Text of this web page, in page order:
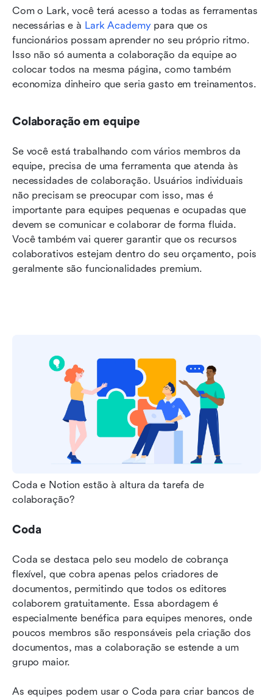
Com o Lark, você terá acesso a todas as ferramentas
necessárias e à Lark Academy para que os
funcionários possam aprender no seu próprio ritmo.
Isso não só aumenta a colaboração da equipe ao
colocar todos na mesma página, como também
economiza dinheiro que seria gasto em treinamentos.
Colaboração em equipe
Se você está trabalhando com vários membros da
equipe, precisa de uma ferramenta que atenda às
necessidades de colaboração. Usuários individuais
não precisam se preocupar com isso, mas é
importante para equipes pequenas e ocupadas que
devem se comunicar e colaborar de forma fluida.
Você também vai querer garantir que os recursos
colaborativos estejam dentro do seu orçamento, pois
geralmente são funcionalidades premium.
Coda e Notion estão à altura da tarefa de
colaboração?
Coda
Coda se destaca pelo seu modelo de cobrança
flexível, que cobra apenas pelos criadores de
documentos, permitindo que todos os editores
colaborem gratuitamente. Essa abordagem é
especialmente benéfica para equipes menores, onde
poucos membros são responsáveis pela criação dos
documentos, mas a colaboração se estende a um
grupo maior.
As equipes podem usar o Coda para criar bancos de